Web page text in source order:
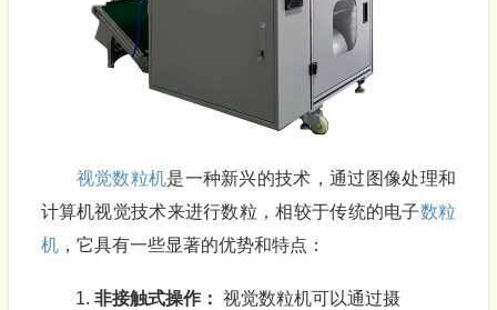
视觉数粒机是一种新兴的技术，通过图像处理和
计算机视觉技术来进行数粒，相较于传统的电子数粒
机，它具有一些显著的优势和特点：
非接触式操作： 视觉数粒机可以通过摄